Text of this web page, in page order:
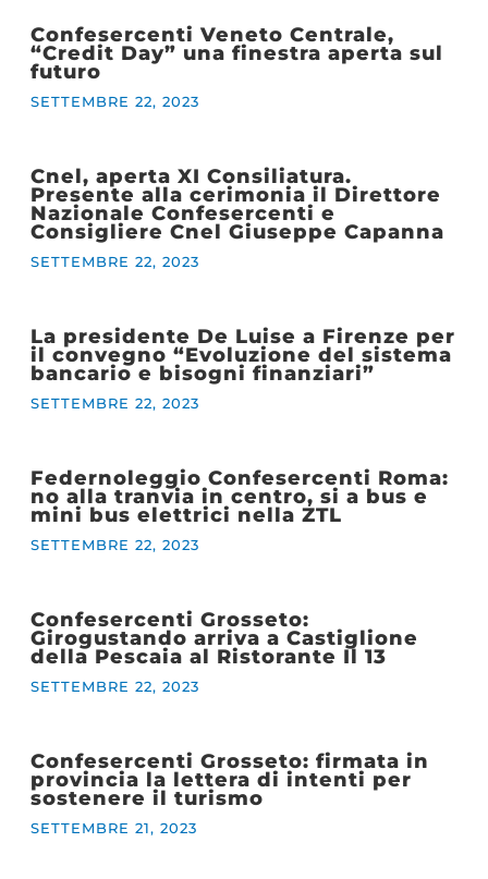
Confesercenti Veneto Centrale,
“Credit Day” una finestra aperta sul
futuro
SETTEMBRE 22, 2023
Cnel, aperta XI Consiliatura.
Presente alla cerimonia il Direttore
Nazionale Confesercenti e
Consigliere Cnel Giuseppe Capanna
SETTEMBRE 22, 2023
La presidente De Luise a Firenze per
il convegno “Evoluzione del sistema
bancario e bisogni finanziari”
SETTEMBRE 22, 2023
Federnoleggio Confesercenti Roma:
no alla tranvia in centro, si a bus e
mini bus elettrici nella ZTL
SETTEMBRE 22, 2023
Confesercenti Grosseto:
Girogustando arriva a Castiglione
della Pescaia al Ristorante Il 13
SETTEMBRE 22, 2023
Confesercenti Grosseto: firmata in
provincia la lettera di intenti per
sostenere il turismo
SETTEMBRE 21, 2023